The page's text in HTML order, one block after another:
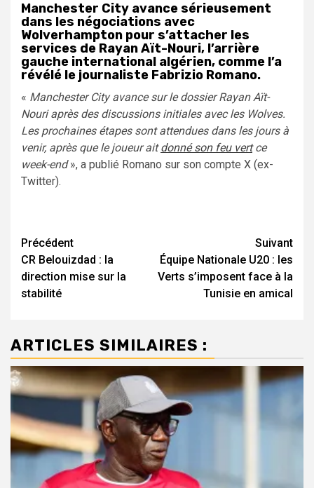
Manchester City avance sérieusement
dans les négociations avec
Wolverhampton pour s’attacher les
services de Rayan Aït-Nouri, l’arrière
gauche international algérien, comme l’a
révélé le journaliste Fabrizio Romano.
« Manchester City avance sur le dossier Rayan Aït-
Nouri après des discussions initiales avec les Wolves.
Les prochaines étapes sont attendues dans les jours à
venir, après que le joueur aitdonné son feu vertce
week-end», a publié Romano sur son compte X (ex-
Twitter).
Navigation
d’article
Précédent
CR Belouizdad : la
direction mise sur la
stabilité
Suivant
Équipe Nationale U20 : les
Verts s’imposent face à la
Tunisie en amical
ARTICLES SIMILAIRES :